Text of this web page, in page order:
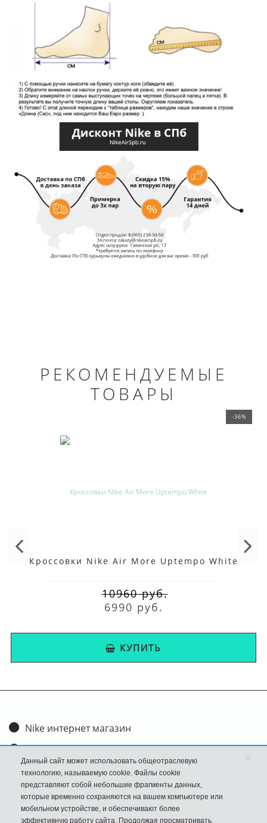
РЕКОМЕНДУЕМЫЕ
ТОВАРЫ
-36%
Кроссовки Nike Air More Uptempo White
10960 руб.
6990 руб.
КУПИТЬ
Nike интернет магазин
Доставка и оплата
Обмен и возврат
Размеры
FAQ
Данный сайт может использовать общеотраслевую
технологию, называемую cookie. Файлы cookie
представляют собой небольшие фрагменты данных,
которые временно сохраняются на вашем компьютере или
мобильном устройстве, и обеспечивают более
эффективную работу сайта. Продолжая просматривать
×